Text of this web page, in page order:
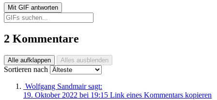
Mit GIF antworten
2 Kommentare
Alle aufklappen Alles ausblenden
Sortieren nach
Wolfgang Sandmair sagt:
19. Oktober 2022 bei 19:15 Link eines Kommentars kopieren